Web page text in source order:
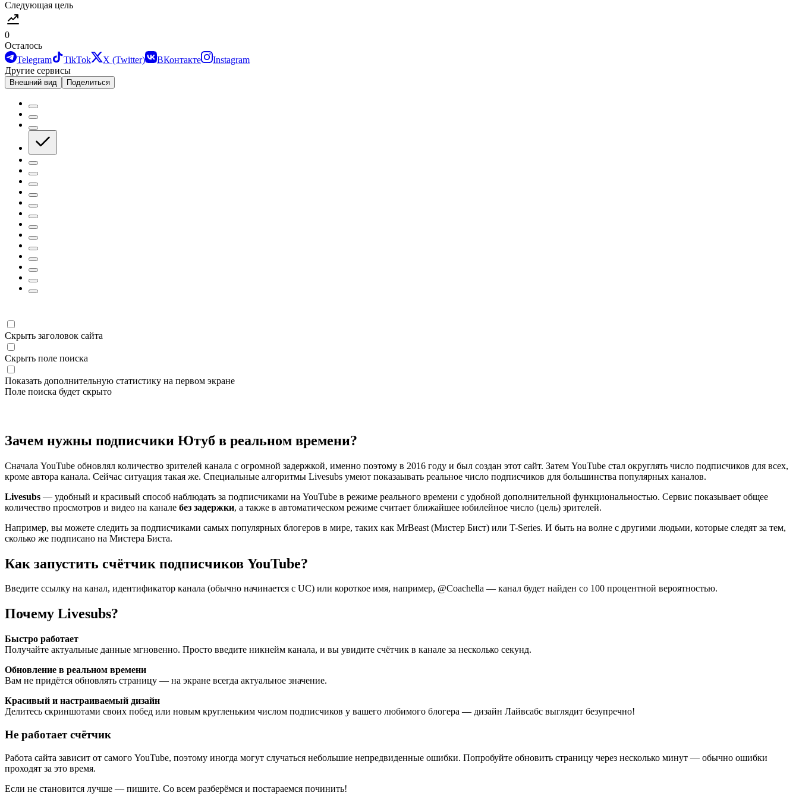
Следующая цель
0
Осталось
Telegram
TikTok X (Twitter) ВКонтакте
Instagram
Другие сервисы
Внешний вид Поделиться
Скрыть заголовок сайта
Скрыть поле поиска
Показать дополнительную статистику на первом экране
Поле поиска будет скрыто
Зачем нужны подписчики Ютуб в реальном времени?
Сначала YouTube обновлял количество зрителей канала с огромной задержкой, именно поэтому в 2016 году и был создан этот сайт. Затем YouTube стал округлять число подписчиков для всех,
кроме автора канала. Сейчас ситуация такая же. Специальные алгоритмы Livesubs умеют показаывать реальное число подписчиков для большинства популярных каналов.
Livesubs — удобный и красивый способ наблюдать за подписчиками на YouTube в режиме реального времени с удобной дополнительной функциональностью. Сервис показывает общее
количество просмотров и видео на канале без задержки, а также в автоматическом режиме считает ближайшее юбилейное число (цель) зрителей.
Например, вы можете следить за подписчиками самых популярных блогеров в мире, таких как MrBeast (Мистер Бист) или T-Series. И быть на волне с другими людьми, которые следят за тем,
сколько же подписано на Мистера Биста.
Как запустить счётчик подписчиков YouTube?
Введите ссылку на канал, идентификатор канала (обычно начинается с UC) или короткое имя, например, @Coachella — канал будет найден со 100 процентной вероятностью.
Почему Livesubs?
Быстро работает
Получайте актуальные данные мгновенно. Просто введите никнейм канала, и вы увидите счётчик в канале за несколько секунд.
Обновление в реальном времени
Вам не придётся обновлять страницу — на экране всегда актуальное значение.
Красивый и настраиваемый дизайн
Делитесь скриншотами своих побед или новым кругленьким числом подписчиков у вашего любимого блогера — дизайн Лайвсабс выглядит безупречно!
Не работает счётчик
Работа сайта зависит от самого YouTube, поэтому иногда могут случаться небольшие непредвиденные ошибки. Попробуйте обновить страницу через несколько минут — обычно ошибки
проходят за это время.
Если не становится лучше — пишите. Со всем разберёмся и постараемся починить!